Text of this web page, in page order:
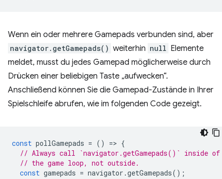
Wenn ein oder mehrere Gamepads verbunden sind, aber
navigator.getGamepads() weiterhin null Elemente
meldet, musst du jedes Gamepad möglicherweise durch
Drücken einer beliebigen Taste „aufwecken“.
Anschließend können Sie die Gamepad-Zustände in Ihrer
Spielschleife abrufen, wie im folgenden Code gezeigt.
const pollGamepads = () => {
// Always call `navigator.getGamepads()` inside of
// the game loop, not outside.
const gamepads = navigator .getGamepads();